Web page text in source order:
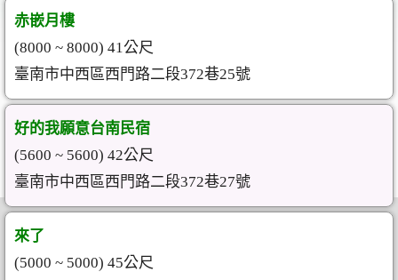
赤嵌月樓
(8000 ~ 8000) 41公尺
臺南市中西區西門路二段372巷25號
好的我願意台南民宿
(5600 ~ 5600) 42公尺
臺南市中西區西門路二段372巷27號
來了
(5000 ~ 5000) 45公尺